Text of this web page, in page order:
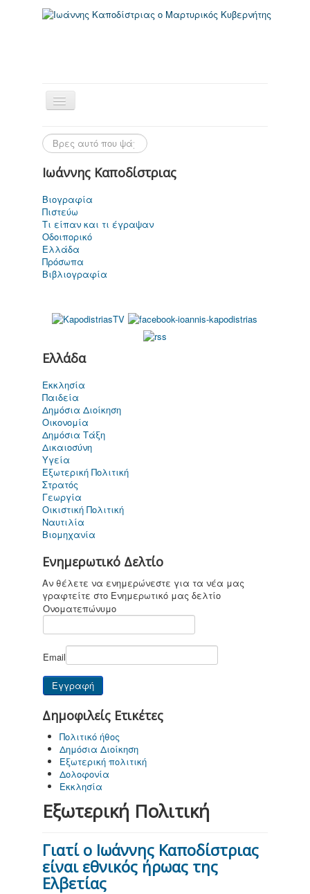
Για παιδιά ....
καi όχι μόνο
Επικοινωνία
Ιωάννης Καποδίστριας
Βιογραφία
Πιστεύω
Τι είπαν και τι έγραψαν
Οδοιπορικό
Ελλάδα
Πρόσωπα
Βιβλιογραφία
Ελλάδα
Εκκλησία
Παιδεία
Δημόσια Διοίκηση
Οικονομία
Δημόσια Τάξη
Δικαιοσύνη
Υγεία
Εξωτερική Πολιτική
Στρατός
Γεωργία
Οικιστική Πολιτική
Ναυτιλία
Βιομηχανία
Ενημερωτικό Δελτίο
Αν θέλετε να ενημερώνεστε για τα νέα μας
γραφτείτε στο Ενημερωτικό μας δελτίο
Ονοματεπώνυμο
Email
Δημοφιλείς Ετικέτες
Πολιτικό ήθος
Δημόσια Διοίκηση
Εξωτερική πολιτική
Δολοφονία
Εκκλησία
Εξωτερική Πολιτική
Γιατί ο Ιωάννης Καποδίστριας
είναι εθνικός ήρωας της
Ελβετίας